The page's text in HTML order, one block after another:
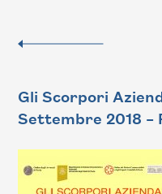
Gli Scorpori
Settembre 2018 –